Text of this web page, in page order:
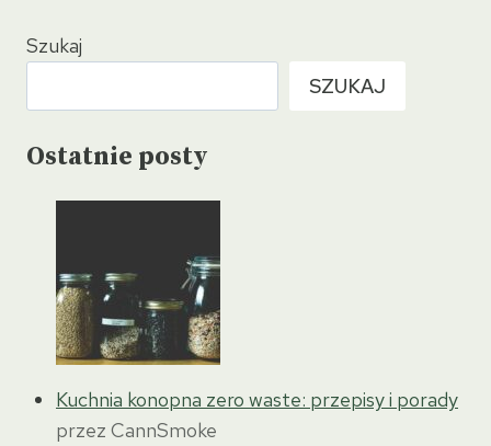
Szukaj
SZUKAJ
Ostatnie posty
Kuchnia konopna zero waste: przepisy i porady
przez CannSmoke